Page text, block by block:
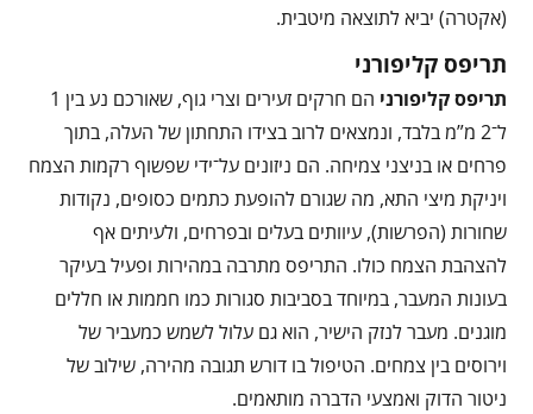
(אקטרה) יביא לתוצאה מיטבית.
תריפס קליפורני
תריפס קליפורני
הם חרקים זעירים וצרי גוף, שאורכם נע בין 1
ל־2 מ”מ בלבד, ונמצאים לרוב בצידו התחתון של העלה, בתוך
פרחים או בניצני צמיחה. הם ניזונים על־ידי שפשוף רקמות הצמח
ויניקת מיצי התא, מה שגורם להופעת כתמים כסופים, נקודות
שחורות (הפרשות), עיוותים בעלים ובפרחים, ולעיתים אף
להצהבת הצמח כולו. התריפס מתרבה במהירות ופעיל בעיקר
בעונות המעבר, במיוחד בסביבות סגורות כמו חממות או חללים
מוגנים. מעבר לנזק הישיר, הוא גם עלול לשמש כמעביר של
וירוסים בין צמחים. הטיפול בו דורש תגובה מהירה, שילוב של
ניטור הדוק ואמצעי הדברה מותאמים.